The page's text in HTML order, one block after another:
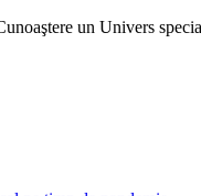
un Univers